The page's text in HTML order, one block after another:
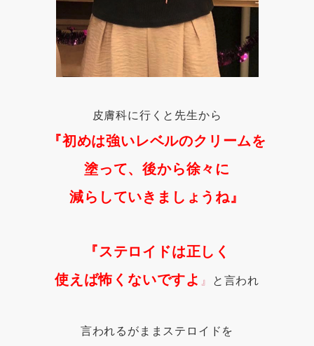
皮膚科に行くと先生から
『初めは強いレベルのクリームを
塗って、後から徐々に
減らしていきましょうね』
『ステロイドは正しく
使えば怖くないですよ 』 と言われ
言われるがままステロイドを